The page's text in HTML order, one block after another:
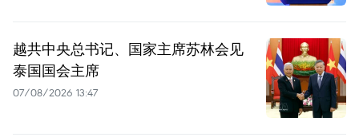
越共中央总书记、国家主席苏林会见
泰国国会主席
07/08/2026 13:47